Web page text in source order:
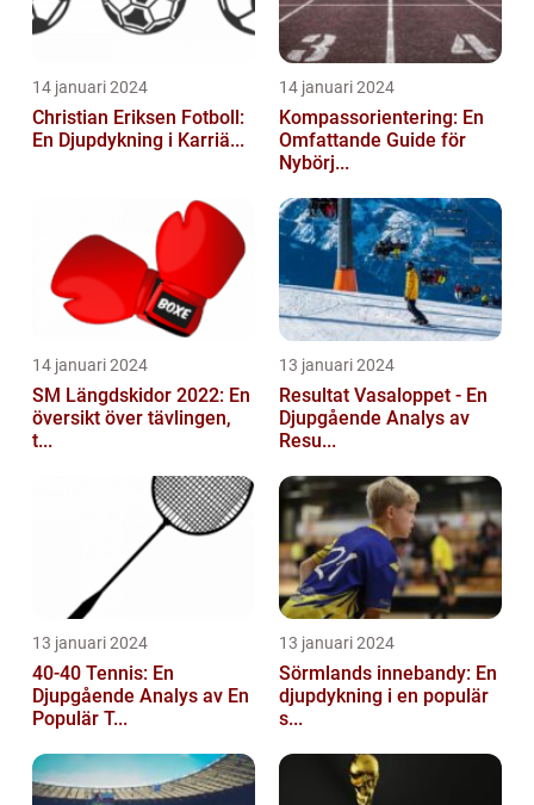
14 januari 2024
Christian Eriksen Fotboll:
En Djupdykning i Karriä...
14 januari 2024
Kompassorientering: En
Omfattande Guide för
Nybörj...
14 januari 2024
SM Längdskidor 2022: En
översikt över tävlingen,
t...
13 januari 2024
Resultat Vasaloppet - En
Djupgående Analys av
Resu...
13 januari 2024
40-40 Tennis: En
Djupgående Analys av En
Populär T...
13 januari 2024
Sörmlands innebandy: En
djupdykning i en populär
s...